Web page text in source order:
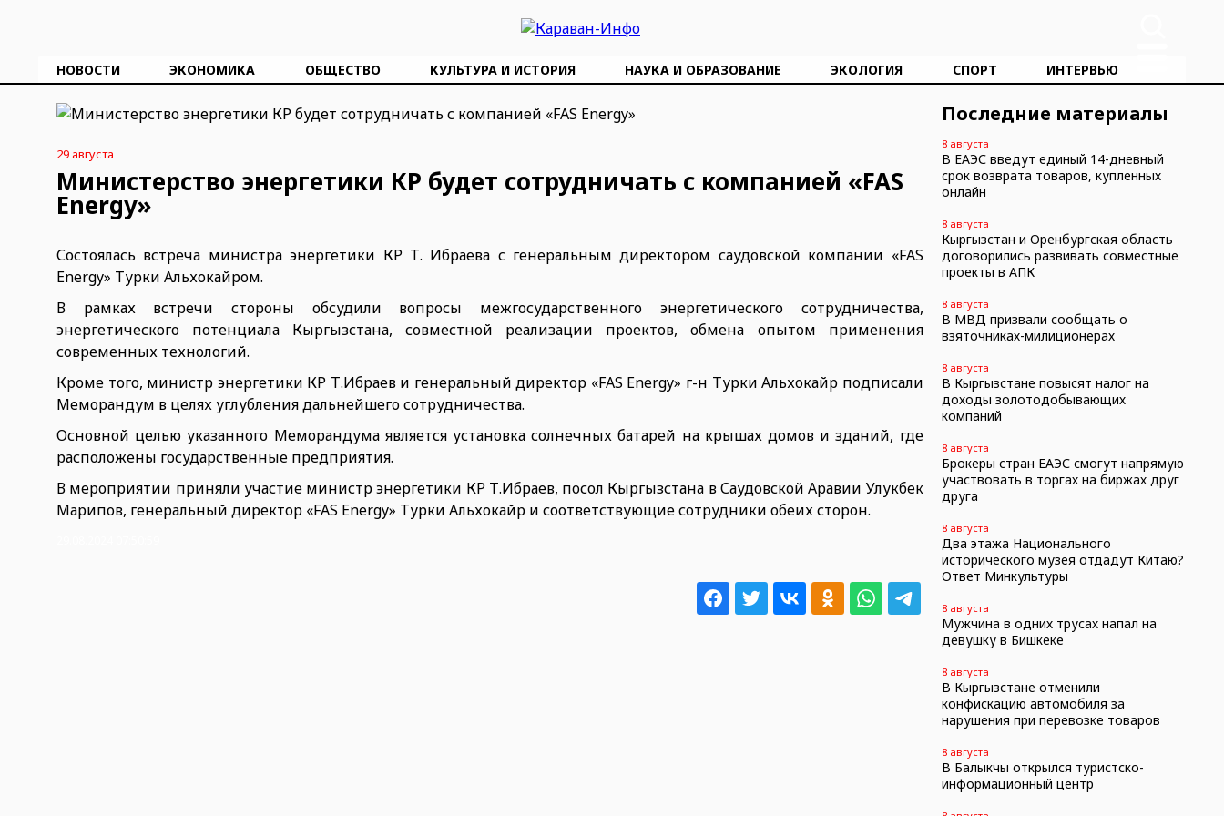
НОВОСТИ ЭКОНОМИКА ОБЩЕСТВО КУЛЬТУРА И ИСТОРИЯ НАУКА И ОБРАЗОВАНИЕ ЭКОЛОГИЯ СПОРТ ИНТЕРВЬЮ
29 августа
Министерство энергетики КР будет сотрудничать с компанией «FAS
Energy»
Состоялась встреча министра энергетики КР Т. Ибраева с генеральным директором саудовской компании «FAS
Energy» Турки Альхокайром.
В рамках встречи стороны обсудили вопросы межгосударственного энергетического сотрудничества,
энергетического потенциала Кыргызстана, совместной реализации проектов, обмена опытом применения
современных технологий.
Кроме того, министр энергетики КР Т.Ибраев и генеральный директор «FAS Energy» г-н Турки Альхокайр подписали
Меморандум в целях углубления дальнейшего сотрудничества.
Основной целью указанного Меморандума является установка солнечных батарей на крышах домов и зданий, где
расположены государственные предприятия.
В мероприятии приняли участие министр энергетики КР Т.Ибраев, посол Кыргызстана в Саудовской Аравии Улукбек
Марипов, генеральный директор «FAS Energy» Турки Альхокайр и соответствующие сотрудники обеих сторон.
Последние материалы
8 августа
В ЕАЭС введут единый 14-дневный
срок возврата товаров, купленных
онлайн
8 августа
Кыргызстан и Оренбургская область
договорились развивать совместные
проекты в АПК
8 августа
В МВД призвали сообщать о
взяточниках-милиционерах
8 августа
В Кыргызстане повысят налог на
доходы золотодобывающих
компаний
8 августа
Брокеры стран ЕАЭС смогут напрямую
участвовать в торгах на биржах друг
друга
8 августа
Два этажа Национального
исторического музея отдадут Китаю?
Ответ Минкультуры
8 августа
Мужчина в одних трусах напал на
девушку в Бишкеке
8 августа
В Кыргызстане отменили
конфискацию автомобиля за
нарушения при перевозке товаров
8 августа
В Балыкчы открылся туристско-
информационный центр